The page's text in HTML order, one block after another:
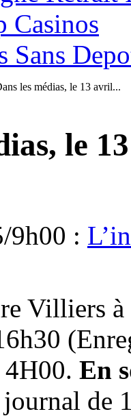
Casinos
Sans
les médias, le 13 avril...
le
9h00 :
Villiers
En
de